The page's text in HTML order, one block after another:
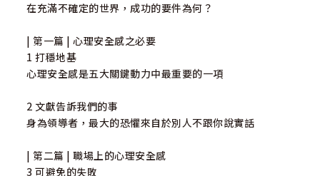
在充滿不確定的世界，成功的要件為何？
| 第一篇 | 心理安全感之必要
1 打穩地基
心理安全感是五大關鍵動力中最重要的一項
2 文獻告訴我們的事
身為領導者，最大的恐懼來自於別人不跟你說實話
| 第二篇 | 職場上的心理安全感
3 可避免的失敗